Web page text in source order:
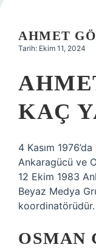
AHMET
Tarih: Ekim 11, 2024
KAÇ
4 Kasım
Ankaragücü ve
12 Ekim 1983
Beyaz Medya
koordinatörüdür.
OSMAN